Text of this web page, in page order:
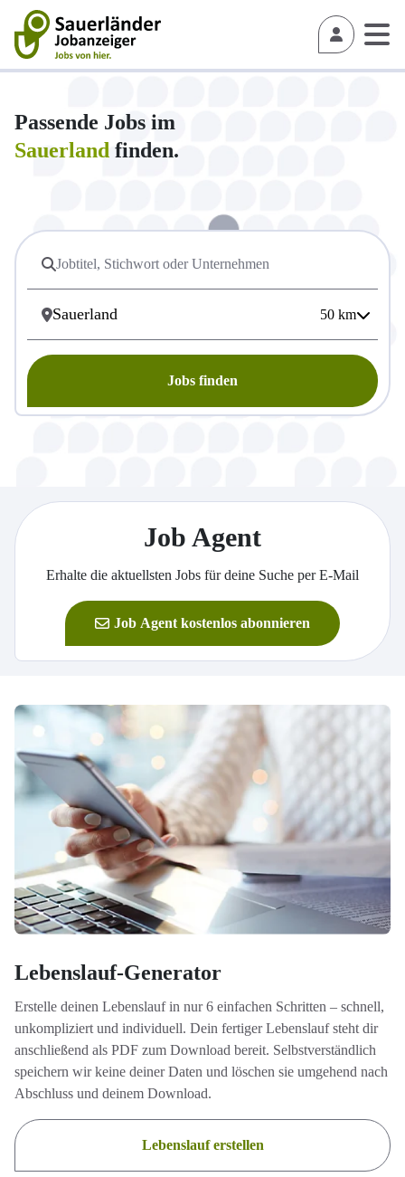
Passende Jobs im
Sauerland finden.
50 km
Jobs finden
Job Agent
Erhalte die aktuellsten Jobs für deine Suche per E-Mail
Job Agent kostenlos abonnieren
Lebenslauf-Generator
Erstelle deinen Lebenslauf in nur 6 einfachen Schritten – schnell,
unkompliziert und individuell. Dein fertiger Lebenslauf steht dir
anschließend als PDF zum Download bereit. Selbstverständlich
speichern wir keine deiner Daten und löschen sie umgehend nach
Abschluss und deinem Download.
Lebenslauf erstellen